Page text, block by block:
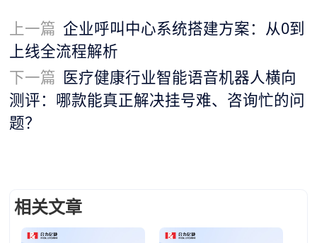
上一篇 企业呼叫中心系统搭建方案：从0到
上线全流程解析
下一篇 医疗健康行业智能语音机器人横向
测评：哪款能真正解决挂号难、咨询忙的问
题？
相关文章